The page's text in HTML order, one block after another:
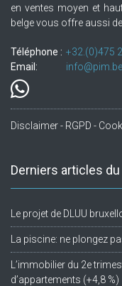
en ventes moyen et
belge vous offre aussi
Téléphone : +32.(0)475
Email:
info@pim.be
Disclaimer - RGPD -
Derniers articles du
Le projet de DLUU
La piscine: ne plongez
L’immobilier du 2e
d’appartements (+4,8 %)